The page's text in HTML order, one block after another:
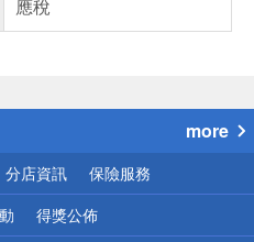
應稅
！
more
分店資訊 保險服務
得獎公佈